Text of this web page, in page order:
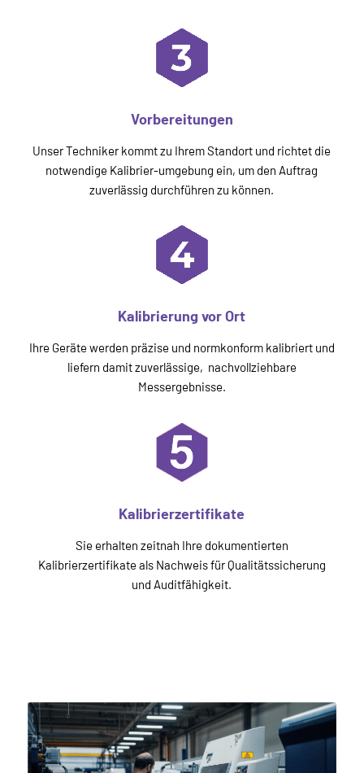
Vorbereitungen
Unser Techniker kommt zu Ihrem Standort und richtet die
notwendige Kalibrier-umgebung ein, um den Auftrag
zuverlässig durchführen zu können.
Kalibrierung vor Ort
Ihre Geräte werden präzise und normkonform kalibriert und
liefern damit zuverlässige, nachvollziehbare
Messergebnisse.
Kalibrierzertifikate
Sie erhalten zeitnah Ihre dokumentierten
Kalibrierzertifikate als Nachweis für Qualitätssicherung
und Auditfähigkeit.